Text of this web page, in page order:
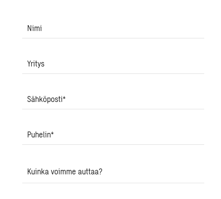
Nimi
Yritys
Sähköposti*
Puhelin*
Kuinka voimme auttaa?